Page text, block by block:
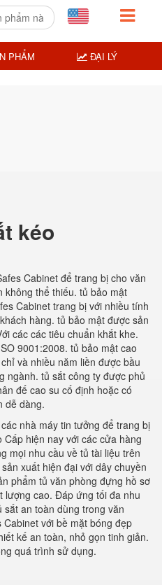
kéo
Cabinet để trang bị cho văn
không thể thiếu. tủ bảo mật
Cabinet trang bị với nhiều tính
hàng. tủ bảo mật được sản
các các tiêu chuẩn khắt khe.
9001:2008. tủ bảo mật cao
và nhiều năm liền được bầu
ngành. tủ sắt công ty được phủ
đế cao su cố định hoặc có
dễ dàng.
nhà máy tin tưởng để trang bị
hiện nay với các cửa hàng
mọi nhu cầu về tủ tài liệu trên
xuất hiện đại với dây chuyền
phẩm tủ văn phòng đựng hồ sơ
lượng cao. Đáp ứng tối đa nhu
an toàn dùng trong văn
với bề mặt bóng đẹp
kế an toàn, nhỏ gọn tinh giản.
quá trình sử dụng.
PHẨM ĐẠI LÝ